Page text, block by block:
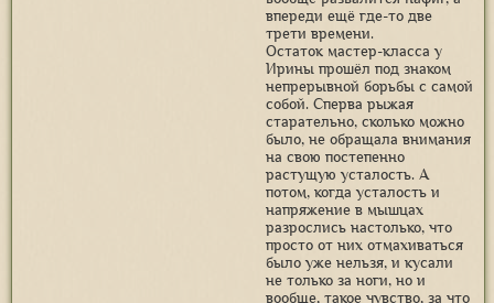
впереди ещё где-то две
трети времени.
Остаток мастер-класса у
Ирины прошёл под знаком
непрерывной борьбы с самой
собой. Сперва рыжая
старательно, сколько можно
было, не обращала внимания
на свою постепенно
растущую усталость. А
потом, когда усталость и
напряжение в мышцах
разрослись настолько, что
просто от них отмахиваться
было уже нельзя, и кусали
не только за ноги, но и
вообще, такое чувство, за что